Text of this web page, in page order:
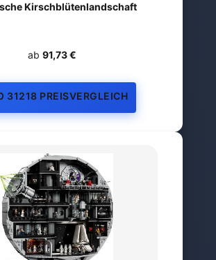
Kirschblütenlandschaft
ab 91,73 €
31218 PREISVERGLEICH